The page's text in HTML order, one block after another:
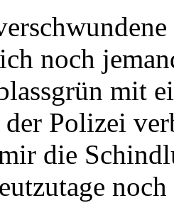
noch
mit
Polizei
die